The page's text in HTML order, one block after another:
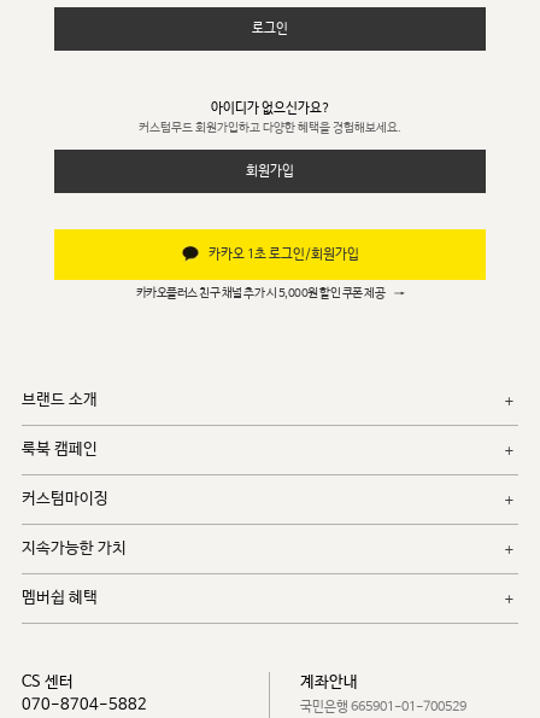
로그인
아이디가 없으신가요?
커스텀무드 회원가입하고 다양한 혜택을 경험해보세요.
회원가입
카카오 1초 로그인/회원가입
카카오플러스 친구 채널 추가 시 5,000원 할인 쿠폰 제공 →
브랜드 소개
룩북 캠페인
커스텀마이징
지속가능한 가치
멤버쉽 혜택
CS 센터
070-8704-5882
계좌안내
국민은행 665901-01-700529